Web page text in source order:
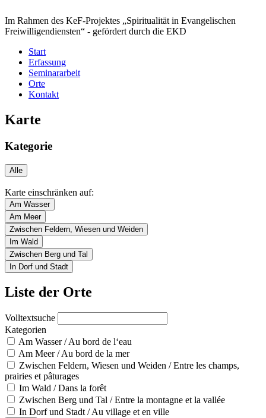
Im Rahmen des KeF-Projektes „Spiritualität in Evangelischen
Freiwilligendiensten“ - gefördert durch die EKD
Start
Erfassung
Seminararbeit
Orte
Kontakt
Karte
Kategorie
Alle
Karte einschränken auf:
Am Wasser
Am Meer
Zwischen Feldern, Wiesen und Weiden
Im Wald
Zwischen Berg und Tal
In Dorf und Stadt
Liste der Orte
Volltextsuche
Kategorien
Am Wasser / Au bord de l‘eau
Am Meer / Au bord de la mer
Zwischen Feldern, Wiesen und Weiden / Entre les champs,
prairies et pâturages
Im Wald / Dans la forêt
Zwischen Berg und Tal / Entre la montagne et la vallée
In Dorf und Stadt / Au village et en ville